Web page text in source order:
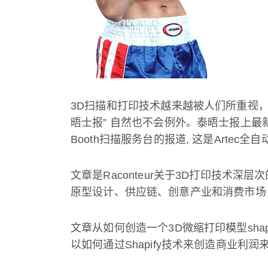
3D扫描和打印技术越来越被人们所重视
晤士报” 自然也不会例外。泰晤士报上最
Booth扫描服务台的报道, 这是Artec全自
文章是Raconteur关于3D打印技术深层次
原型设计、供应链、创意产业和消费市
文章从如何创造一个3D微缩打印模型
以如何通过Shapify技术来创造商业利润